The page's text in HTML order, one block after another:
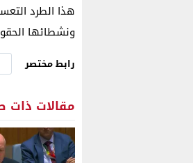
هذا الطرد
ونشطائها
رابط مختصر
مقالات ذات